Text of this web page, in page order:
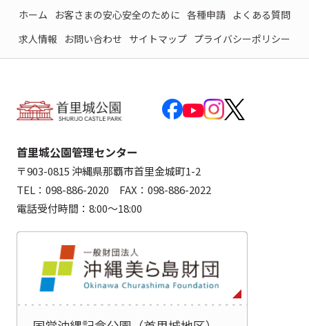
ホーム お客さまの安心安全のために 各種申請 よくある質問
求人情報
お問い合わせ サイトマップ プライバシーポリシー
首里城公園管理センター
〒903-0815 沖縄県那覇市首里金城町1-2
TEL：098-886-2020 FAX：098-886-2022
電話受付時間：8:00～18:00